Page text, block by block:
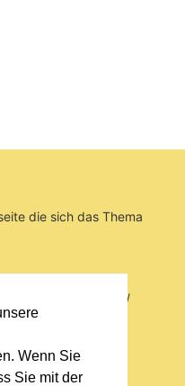
Wenn Sie
Sie mit der
die sich das Thema